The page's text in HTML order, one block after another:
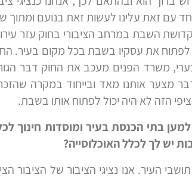
עם זאת עלינו לעשות זאת בנועם ומתוך
השבת במרחב הציבורי בחוק עזר
את עסקיו בשבת בכל מקום בעיר.
משרד הפנים מעכב את החוק דבר
מצער אותנו מאד ובייחוד במקרה
הזה לא היה יכול לפתוח אותו בשבת.
בתי הכנסת בעיר ומוסדות חינוך
יש לך לכלל האוכלוסייה?
העיר. אנו נציגי הציבור של הציבור